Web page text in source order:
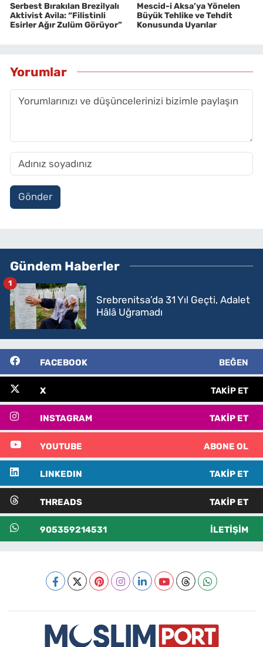
Serbest Bırakılan Brezilyalı
Aktivist Avila: “Filistinli
Esirler Ağır Zulüm Görüyor”
Mescid-i Aksa’ya Yönelen
Büyük Tehlike ve Tehdit
Konusunda Uyarılar
Yorumlar
Gönder
Gündem Haberler
Srebrenitsa’da 31 Yıl Geçti, Adalet
Hâlâ Uğramadı
1
FACEBOOK BEĞEN
X TAKIP ET
INSTAGRAM TAKIP ET
YOUTUBE ABONE OL
LINKEDIN TAKIP ET
THREADS TAKIP ET
905359214531 İLETIŞIM